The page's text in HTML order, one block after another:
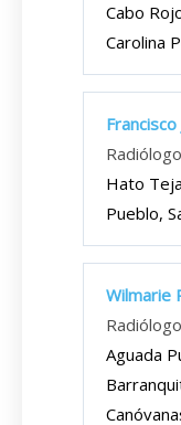
Cabo
Carolina
Radiólogo
Hato
Pueblo,
Wilmarie
Radiólogo
Aguada